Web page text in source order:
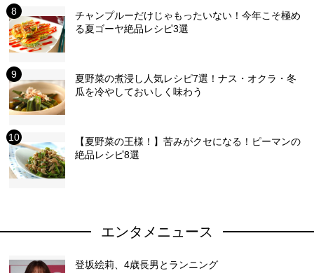
チャンプルーだけじゃもったいない！今年こそ極め
る夏ゴーヤ絶品レシピ3選
夏野菜の煮浸し人気レシピ7選！ナス・オクラ・冬
瓜を冷やしておいしく味わう
【夏野菜の王様！】苦みがクセになる！ピーマンの
絶品レシピ8選
エンタメニュース
登坂絵莉、4歳長男とランニング